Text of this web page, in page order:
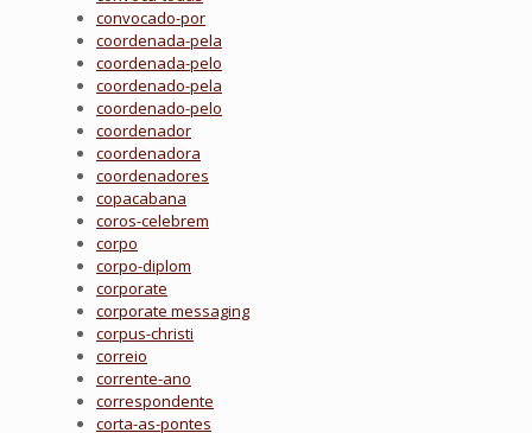
convocado-por
coordenada-pela
coordenada-pelo
coordenado-pela
coordenado-pelo
coordenador
coordenadora
coordenadores
copacabana
coros-celebrem
corpo
corpo-diplom
corporate
corporate messaging
corpus-christi
correio
corrente-ano
correspondente
corta-as-pontes